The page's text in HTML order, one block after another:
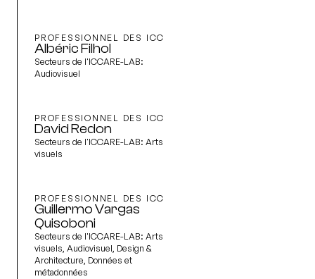
PROFESSIONNEL DES ICC
Albéric Filhol
Secteurs de l'ICCARE-LAB:
Audiovisuel
PROFESSIONNEL DES ICC
David Redon
Secteurs de l'ICCARE-LAB: Arts
visuels
PROFESSIONNEL DES ICC
Guillermo Vargas
Quisoboni
Secteurs de l'ICCARE-LAB: Arts
visuels, Audiovisuel, Design &
Architecture, Données et
métadonnées